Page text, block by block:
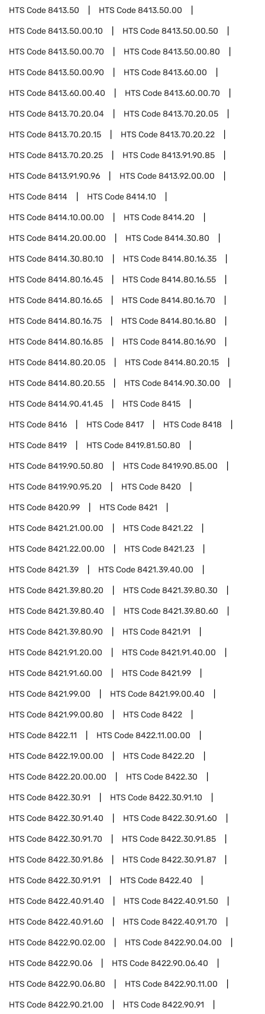
HTS Code8413.50 HTS Code8413.50.00
HTS Code8413.50.00.10 HTS Code8413.50.00.50
HTS Code8413.50.00.70 HTS Code8413.50.00.80
HTS Code8413.50.00.90 HTS Code8413.60.00
HTS Code8413.60.00.40 HTS Code8413.60.00.70
HTS Code8413.70.20.04 HTS Code8413.70.20.05
HTS Code8413.70.20.15 HTS Code8413.70.20.22
HTS Code8413.70.20.25 HTS Code8413.91.90.85
HTS Code8413.91.90.96 HTS Code8413.92.00.00
HTS Code8414 HTS Code8414.10
HTS Code8414.10.00.00 HTS Code8414.20
HTS Code8414.20.00.00 HTS Code8414.30.80
HTS Code8414.30.80.10 HTS Code8414.80.16.35
HTS Code8414.80.16.45 HTS Code8414.80.16.55
HTS Code8414.80.16.65 HTS Code8414.80.16.70
HTS Code8414.80.16.75 HTS Code8414.80.16.80
HTS Code8414.80.16.85 HTS Code8414.80.16.90
HTS Code8414.80.20.05 HTS Code8414.80.20.15
HTS Code8414.80.20.55 HTS Code8414.90.30.00
HTS Code8414.90.41.45 HTS Code8415
HTS Code8416 HTS Code8417 HTS Code8418
HTS Code8419 HTS Code8419.81.50.80
HTS Code8419.90.50.80 HTS Code8419.90.85.00
HTS Code8419.90.95.20 HTS Code8420
HTS Code8420.99 HTS Code8421
HTS Code8421.21.00.00 HTS Code8421.22
HTS Code8421.22.00.00 HTS Code8421.23
HTS Code8421.39 HTS Code8421.39.40.00
HTS Code8421.39.80.20 HTS Code8421.39.80.30
HTS Code8421.39.80.40 HTS Code8421.39.80.60
HTS Code8421.39.80.90 HTS Code8421.91
HTS Code8421.91.20.00 HTS Code8421.91.40.00
HTS Code8421.91.60.00 HTS Code8421.99
HTS Code8421.99.00 HTS Code8421.99.00.40
HTS Code8421.99.00.80 HTS Code8422
HTS Code8422.11 HTS Code8422.11.00.00
HTS Code8422.19.00.00 HTS Code8422.20
HTS Code8422.20.00.00 HTS Code8422.30
HTS Code8422.30.91 HTS Code8422.30.91.10
HTS Code8422.30.91.40 HTS Code8422.30.91.60
HTS Code8422.30.91.70 HTS Code8422.30.91.85
HTS Code8422.30.91.86 HTS Code8422.30.91.87
HTS Code8422.30.91.91 HTS Code8422.40
HTS Code8422.40.91.40 HTS Code8422.40.91.50
HTS Code8422.40.91.60 HTS Code8422.40.91.70
HTS Code8422.90.02.00 HTS Code8422.90.04.00
HTS Code8422.90.06 HTS Code8422.90.06.40
HTS Code8422.90.06.80 HTS Code8422.90.11.00
HTS Code8422.90.21.00 HTS Code8422.90.91